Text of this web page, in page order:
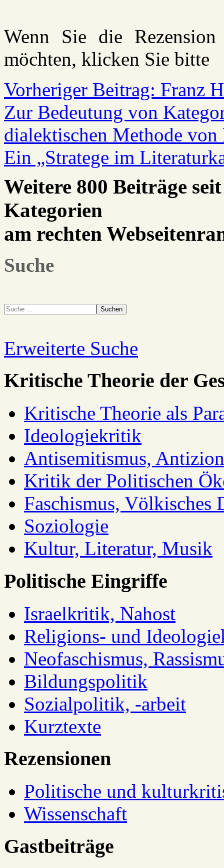
Wenn Sie die
möchten, klicken Sie bitte
Vorheriger Beitrag: Franz
Zur Bedeutung von
dialektischen Methode
Ein „Stratege im
Weitere 800 Beiträge
Kategorien
am rechten
Suche
Suchen
Erweiterte Suche
Kritische Theorie der
Kritische Theorie als
Ideologiekritik
Antisemitismus,
Kritik der Politischen
Faschismus, Völkisches
Soziologie
Kultur, Literatur, Musik
Politische Eingriffe
Israelkritik, Nahost
Religions- und
Neofaschismus,
Bildungspolitik
Sozialpolitik, -arbeit
Kurztexte
Rezensionen
Politische und
Wissenschaft
Gastbeiträge